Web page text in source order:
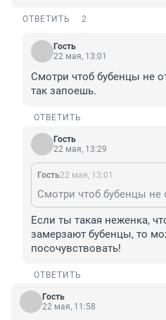
ОТВЕТИТЬ 2
Гость
22 мая, 13:01
Смотри чтоб бубенцы не
так запоешь.
ОТВЕТИТЬ
Гость
22 мая, 13:29
Гость22 мая, 13:01
Если ты такая неженка,
замерзают бубенцы, то
посочувствовать!
ОТВЕТИТЬ
Гость
22 мая, 11:58